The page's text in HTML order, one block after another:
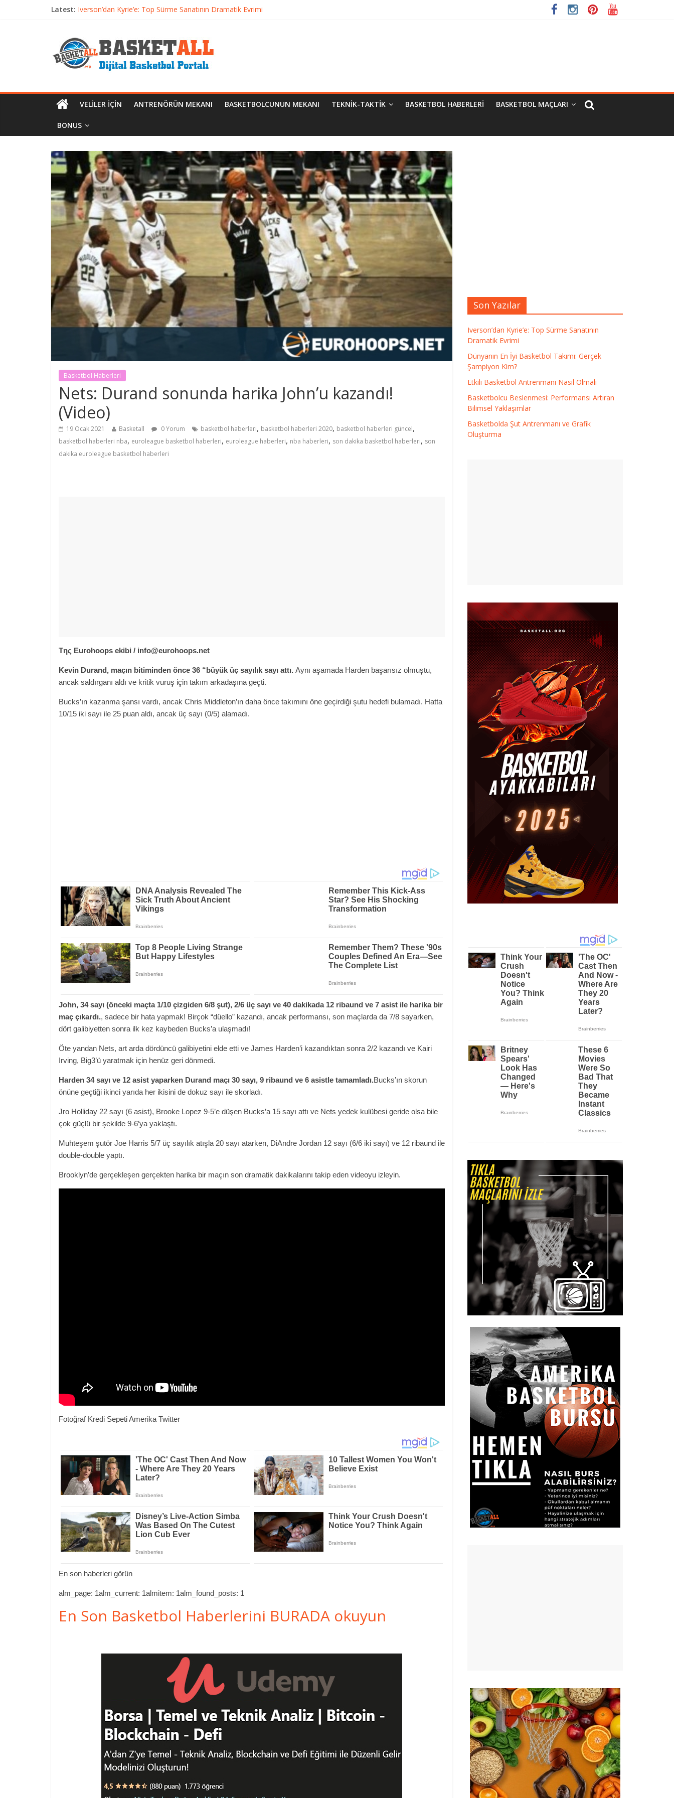
Latest: Iverson’dan Kyrie’e: Top Sürme Sanatının Dramatik Evrimi
Basketbolcu Beslenmesi: Performansı Artıran Bilimsel Yaklaşımlar
Basketbolda Şut Antrenmanı ve Grafik Oluşturma
VELILER İÇIN ANTRENÖRÜN MEKANI BASKETBOLCUNUN MEKANI TEKNIK-TAKTIK BASKETBOL HABERLERI BASKETBOL MAÇLARI
BONUS
Basketbol Haberleri
Nets: Durand sonunda harika John’u kazandı!
(Video)
19 Ocak 2021 Basketall 0 Yorum basketbol haberleri, basketbol haberleri 2020, basketbol haberleri güncel,
basketbol haberleri nba, euroleague basketbol haberleri, euroleague haberleri, nba haberleri, son dakika basketbol haberleri, son
dakika euroleague basketbol haberleri
Tης Eurohoops ekibi / info@eurohoops.net
Kevin Durand, maçın bitiminden önce 36 “büyük üç sayılık sayı attı. Aynı aşamada Harden başarısız olmuştu,
ancak saldırganı aldı ve kritik vuruş için takım arkadaşına geçti.
Bucks’ın kazanma şansı vardı, ancak Chris Middleton’ın daha önce takımını öne geçirdiği şutu hedefi bulamadı. Hatta
10/15 iki sayı ile 25 puan aldı, ancak üç sayı (0/5) alamadı.
John, 34 sayı (önceki maçta 1/10 çizgiden 6/8 şut), 2/6 üç sayı ve 40 dakikada 12 ribaund ve 7 asist ile harika bir
maç çıkardı., sadece bir hata yapmak! Birçok “düello” kazandı, ancak performansı, son maçlarda da 7/8 sayarken,
dört galibiyetten sonra ilk kez kaybeden Bucks’a ulaşmadı!
Öte yandan Nets, art arda dördüncü galibiyetini elde etti ve James Harden’i kazandıktan sonra 2/2 kazandı ve Kairi
Irving, Big3’ü yaratmak için henüz geri dönmedi.
Harden 34 sayı ve 12 asist yaparken Durand maçı 30 sayı, 9 ribaund ve 6 asistle tamamladı.Bucks’ın skorun
önüne geçtiği ikinci yarıda her ikisini de dokuz sayı ile skorladı.
Jro Holliday 22 sayı (6 asist), Brooke Lopez 9-5’e düşen Bucks’a 15 sayı attı ve Nets yedek kulübesi geride olsa bile
çok güçlü bir şekilde 9-6’ya yaklaştı.
Muhteşem şutör Joe Harris 5/7 üç sayılık atışla 20 sayı atarken, DiAndre Jordan 12 sayı (6/6 iki sayı) ve 12 ribaund ile
double-double yaptı.
Brooklyn’de gerçekleşen gerçekten harika bir maçın son dramatik dakikalarını takip eden videoyu izleyin.
Fotoğraf Kredi Sepeti Amerika Twitter
En son haberleri görün
alm_page: 1alm_current: 1almitem: 1alm_found_posts: 1
En Son Basketbol Haberlerini BURADA okuyun
Son Yazılar
Iverson’dan Kyrie’e: Top Sürme Sanatının
Dramatik Evrimi
Dünyanın En İyi Basketbol Takımı: Gerçek
Şampiyon Kim?
Etkili Basketbol Antrenmanı Nasıl Olmalı
Basketbolcu Beslenmesi: Performansı Artıran
Bilimsel Yaklaşımlar
Basketbolda Şut Antrenmanı ve Grafik
Oluşturma